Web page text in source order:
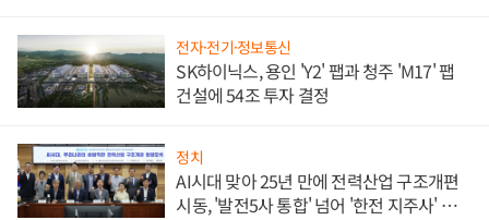
전자·전기·정보통신
SK하이닉스, 용인 'Y2' 팹과 청주 'M17' 팹
건설에 54조 투자 결정
정치
AI시대 맞아 25년 만에 전력산업 구조개편
시동, '발전5사 통합' 넘어 '한전 지주사' 재편